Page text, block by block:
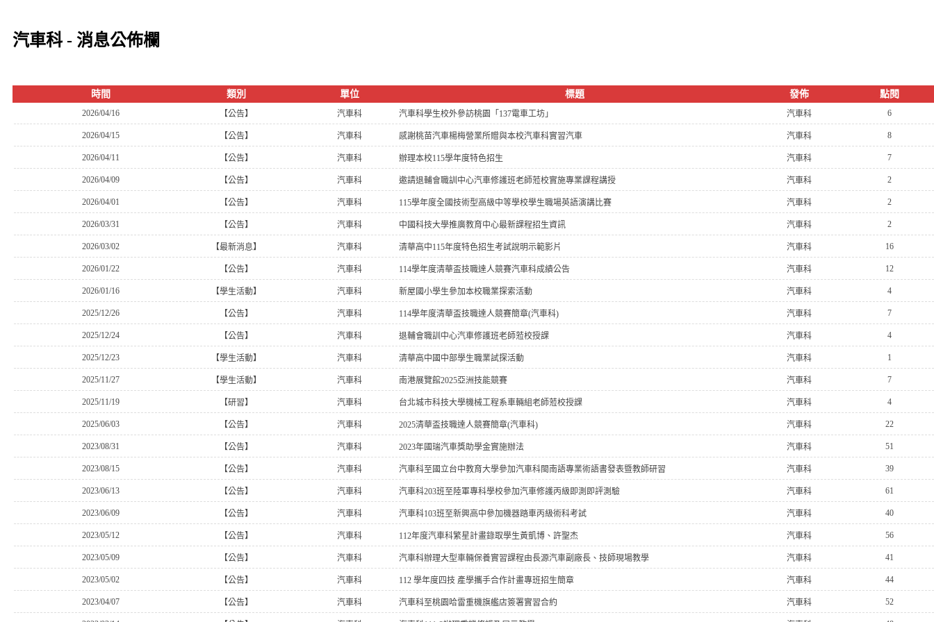
汽車科 - 消息公佈欄
時間 類別 單位 標題 發佈 點閱
2026/04/16 【公告】 汽車科 汽車科學生校外參訪桃園「137電車工坊」 汽車科 6
2026/04/15 【公告】 汽車科 感謝桃苗汽車楊梅營業所贈與本校汽車科實習汽車 汽車科 8
2026/04/11 【公告】 汽車科 辦理本校115學年度特色招生 汽車科 7
2026/04/09 【公告】 汽車科 邀請退輔會職訓中心汽車修護班老師蒞校實施專業課程講授 汽車科 2
2026/04/01 【公告】 汽車科 115學年度全國技術型高級中等學校學生職場英語演講比賽 汽車科 2
2026/03/31 【公告】 汽車科 中國科技大學推廣教育中心最新課程招生資訊 汽車科 2
2026/03/02 【最新消息】 汽車科 清華高中115年度特色招生考試說明示範影片 汽車科 16
2026/01/22 【公告】 汽車科 114學年度清華盃技職達人競賽汽車科成績公告 汽車科 12
2026/01/16 【學生活動】 汽車科 新屋國小學生參加本校職業探索活動 汽車科 4
2025/12/26 【公告】 汽車科 114學年度清華盃技職達人競賽簡章(汽車科) 汽車科 7
2025/12/24 【公告】 汽車科 退輔會職訓中心汽車修護班老師蒞校授課 汽車科 4
2025/12/23 【學生活動】 汽車科 清華高中國中部學生職業試探活動 汽車科 1
2025/11/27 【學生活動】 汽車科 南港展覽館2025亞洲技能競賽 汽車科 7
2025/11/19 【研習】 汽車科 台北城市科技大學機械工程系車輛組老師蒞校授課 汽車科 4
2025/06/03 【公告】 汽車科 2025清華盃技職達人競賽簡章(汽車科) 汽車科 22
2023/08/31 【公告】 汽車科 2023年國瑞汽車獎助學金實施辦法 汽車科 51
2023/08/15 【公告】 汽車科 汽車科至國立台中教育大學參加汽車科閩南語專業術語書發表暨教師研習 汽車科 39
2023/06/13 【公告】 汽車科 汽車科203班至陸軍專科學校參加汽車修護丙級即測即評測驗 汽車科 61
2023/06/09 【公告】 汽車科 汽車科103班至新興高中參加機器踏車丙級術科考試 汽車科 40
2023/05/12 【公告】 汽車科 112年度汽車科繁星計畫錄取學生黃凱博、許聖杰 汽車科 56
2023/05/09 【公告】 汽車科 汽車科辦理大型車輛保養實習課程由長源汽車副廠長、技師現場教學 汽車科 41
2023/05/02 【公告】 汽車科 112 學年度四技 產學攜手合作計畫專班招生簡章 汽車科 44
2023/04/07 【公告】 汽車科 汽車科至桃園哈雷重機旗艦店簽署實習合約 汽車科 52